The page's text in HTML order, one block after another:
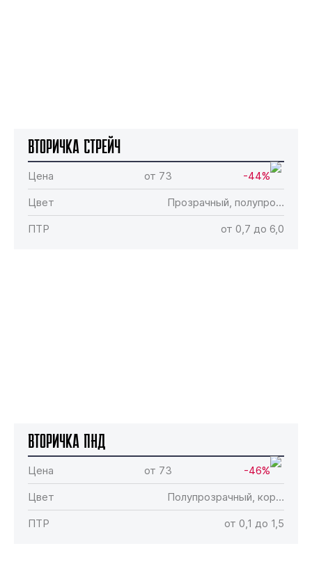
Вторичка Стрейч
Цена от 73
-44%
Цвет
Прозрачный, полупро…
ПТР
от 0,7 до 6,0
Вторичка ПНД
Цена от 73
-46%
Цвет
Полупрозрачный, кор…
ПТР
от 0,1 до 1,5